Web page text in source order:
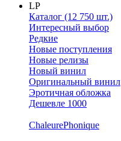
LP
Каталог (12 750 шт.)
Интересный выбор
Редкие
Новые поступления
Новые релизы
Новый винил
Оригинальный винил
Эротичная обложка
Дешевле 1000
ChaleurePhonique